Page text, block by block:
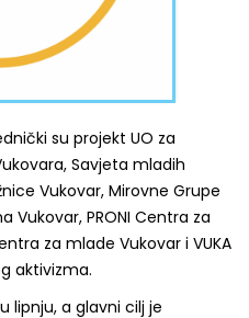
su projekt UO za
Savjeta mladih
Vukovar, Mirovne Grupe
Vukovar, PRONI Centra za
za mlade Vukovar i VUKA
aktivizma.
lipnju, a glavni cilj je